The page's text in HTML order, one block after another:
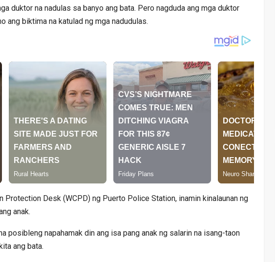
duktor na nadulas sa banyo ang bata. Pero nagduda ang mga duktor
ang biktima na katulad ng mga nadudulas.
Protection Desk (WCPD) ng Puerto Police Station, inamin kinalaunan ng
anak.
posibleng napahamak din ang isa pang anak ng salarin na isang-taon
ang bata.